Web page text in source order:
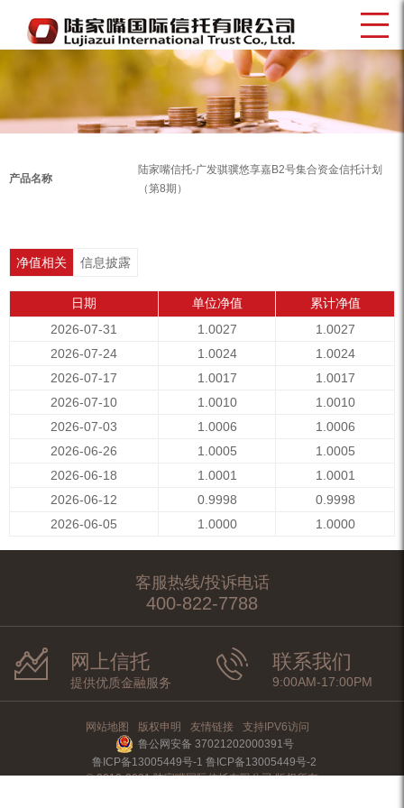
产品名称
陆家嘴信托-广发骐骥悠享嘉B2号集合资金信托计划
（第8期）
净值相关 信息披露
日期 单位净值
累计净值
2026-07-31
1.0027
1.0027
2026-07-24
1.0024
1.0024
2026-07-17
1.0017
1.0017
2026-07-10
1.0010
1.0010
2026-07-03
1.0006
1.0006
2026-06-26
1.0005
1.0005
2026-06-18
1.0001
1.0001
2026-06-12
0.9998
0.9998
2026-06-05
1.0000 1.0000
客服热线/投诉电话
400-822-7788
网上信托
提供优质金融服务
联系我们
9:00AM-17:00PM
网站地图 版权申明 友情链接
支持IPV6访问
鲁公网安备 37021202000391号
鲁ICP备13005449号-1 鲁ICP备13005449号-2
© 2012-2021 陆家嘴国际信托有限公司 版权所有